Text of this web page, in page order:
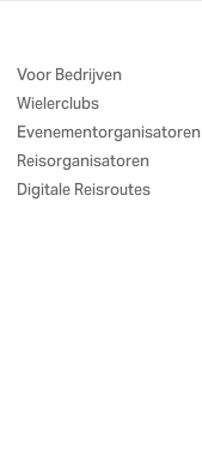
Voor Bedrijven
Wielerclubs
Evenementorganisatoren
Reisorganisatoren
Digitale Reisroutes